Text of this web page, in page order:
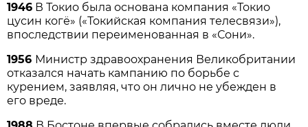
1946 В Токио была основана компания «Токио
цусин когё» («Токийская компания телесвязи»),
впоследствии переименованная в «Сони».
1956 Министр здравоохранения Великобритании
отказался начать кампанию по борьбе с
курением, заявляя, что он лично не убежден в
его вреде.